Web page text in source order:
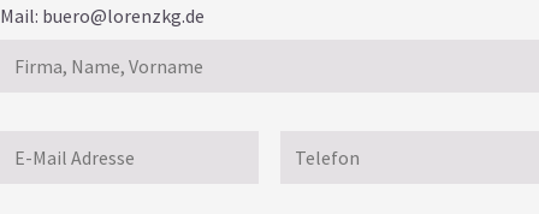
Mail: buero@lorenzkg.de